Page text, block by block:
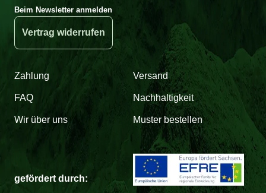
Beim Newsletter anmelden
Vertrag widerrufen
Zahlung Versand
FAQ Nachhaltigkeit
Wir über uns Muster bestellen
gefördert durch: